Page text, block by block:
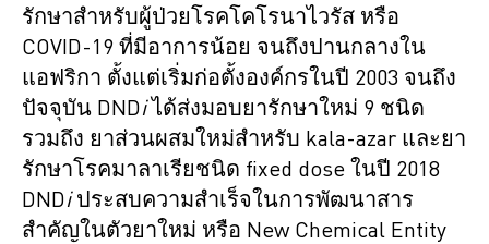
รักษาสำหรับผู้ป่วยโรคโคโรนาไวรัส หรือ
COVID-19 ที่มีอาการน้อย จนถึงปานกลางใน
แอฟริกา ตั้งแต่เริ่มก่อตั้งองค์กรในปี 2003 จนถึง
ปัจจุบัน DNDi ได้ส่งมอบยารักษาใหม่ 9 ชนิด
รวมถึง ยาส่วนผสมใหม่สำหรับ kala-azar และยา
รักษาโรคมาลาเรียชนิด fixed dose ในปี 2018
DNDi ประสบความสำเร็จในการพัฒนาสาร
สำคัญในตัวยาใหม่ หรือ New Chemical Entity